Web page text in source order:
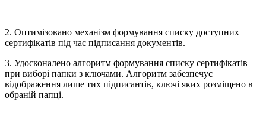
2. Оптимізовано механізм формування списку доступних
сертифікатів під час підписання документів.
3. Удосконалено алгоритм формування списку сертифікатів
при виборі папки з ключами. Алгоритм забезпечує
відображення лише тих підписантів, ключі яких розміщено в
обраній папці.